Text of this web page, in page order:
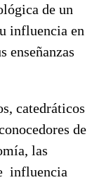
de un
influencia en
enseñanzas
catedráticos
de
las
influencia